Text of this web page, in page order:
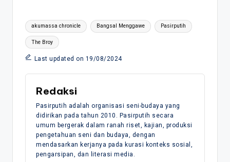
Tags:
akumassa chronicle Bangsal Menggawe Pasirputih
The Broy
Last updated on 19/08/2024
Redaksi
Pasirputih adalah organisasi seni-budaya yang
didirikan pada tahun 2010. Pasirputih secara
umum bergerak dalam ranah riset, kajian, produksi
pengetahuan seni dan budaya, dengan
mendasarkan kerjanya pada kurasi konteks sosial,
pengarsipan, dan literasi media.